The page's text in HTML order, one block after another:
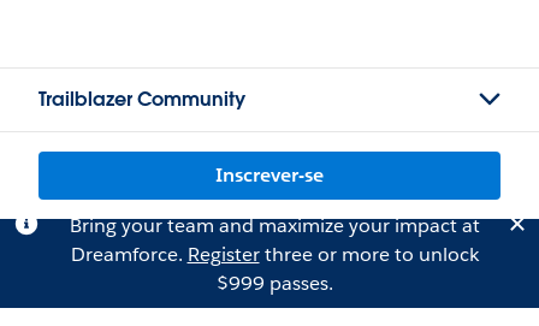
Trailblazer Community
Inscrever-se
Bring your team and maximize your impact at
Dreamforce. Registerthree or more to unlock
$999 passes.